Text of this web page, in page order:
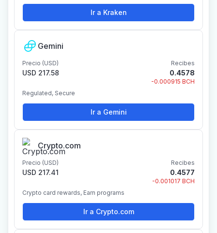
Ir a Kraken
Gemini
Precio (USD)
USD 217.58
Recibes
0.4578
-0.000915 BCH
Regulated, Secure
Ir a Gemini
Crypto.com
Precio (USD)
USD 217.41
Recibes
0.4577
-0.001017 BCH
Crypto card rewards, Earn programs
Ir a Crypto.com